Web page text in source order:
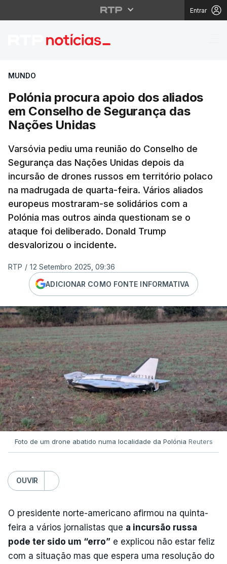
Entrar
Polónia procura
MUNDO
Polónia procura apoio dos aliados
em Conselho de Segurança das
Nações Unidas
Varsóvia pediu uma reunião do Conselho de
Segurança das Nações Unidas depois da
incursão de drones russos em território polaco
na madrugada de quarta-feira. Vários aliados
europeus mostraram-se solidários com a
Polónia mas outros ainda questionam se o
ataque foi deliberado. Donald Trump
desvalorizou o incidente.
RTP / 12 Setembro 2025, 09:36
ADICIONAR COMO FONTE INFORMATIVA
Foto de um drone abatido numa localidade da Polónia Reuters
OUVIR
O presidente norte-americano afirmou na quinta-
feira a vários jornalistas que a incursão russa
pode ter sido um “erro” e explicou não estar feliz
com a situação mas que espera uma resolução do